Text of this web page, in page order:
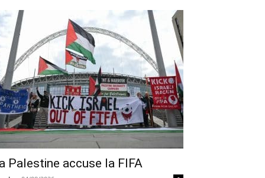
Palestine accuse la FIFA